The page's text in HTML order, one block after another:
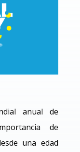
anual de
de
una edad